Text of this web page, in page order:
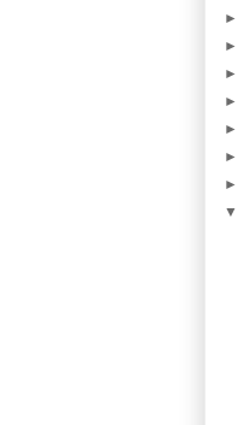
►
►
►
►
►
►
►
▼